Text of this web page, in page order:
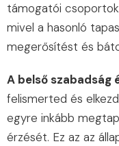
támogatói
mivel a hasonló
megerősítést és
A belső szabadság
felismerted és
egyre inkább
érzését. Ez az az